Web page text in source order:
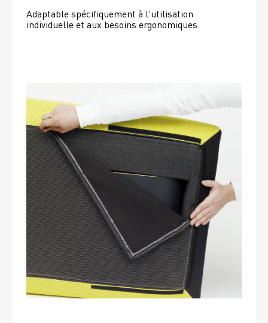
Adaptable spécifiquement à l'utilisation
individuelle et aux besoins ergonomiques.